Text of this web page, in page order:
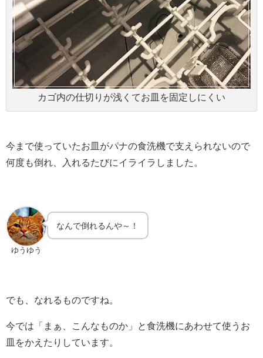
カゴ内の仕切りが浅くてお皿を固定しにくい
今まで使っていたお皿がパナの食洗機で支えられないので
何度も倒れ、入れるたびにイライラしました。
ゆうゆう
なんで倒れるんや～！
でも、なれるものですね。
今では「まぁ、こんなものか」と食洗機にあわせて使うお
皿をかえたりしています。